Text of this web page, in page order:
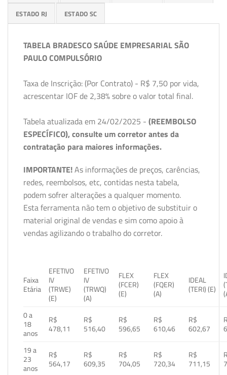
ESTADO RJ ESTADO SC
TABELA BRADESCO SAÚDE EMPRESARIAL SÃO
PAULO COMPULSÓRIO
Taxa de Inscrição: (Por Contrato) - R$ 7,50 por vida,
acrescentar IOF de 2,38% sobre o valor total final.
Tabela atualizada em 24/02/2025 - (REEMBOLSO
ESPECÍFICO), consulte um corretor antes da
contratação para maiores informações.
IMPORTANTE!As informações de preços, carências,
redes, reembolsos, etc, contidas nesta tabela,
podem sofrer alterações a qualquer momento.
Esta ferramenta não tem o objetivo de substituir o
material original de vendas e sim como apoio à
vendas agilizando o trabalho do corretor.
Faixa
Etária
EFETIVO
IV
(TRWE)
(E)
EFETIVO
IV
(TRWQ)
(A)
FLEX
(FCER)
(E)
FLEX
(FQER)
(A)
IDEAL
(TERI) (E)
0 a
18
anos
R$
478,11
R$
516,40
R$
596,65
R$
610,46
R$
602,67
19 a
23
anos
R$
564,17
R$
609,35
R$
704,05
R$
720,34
R$
711,15